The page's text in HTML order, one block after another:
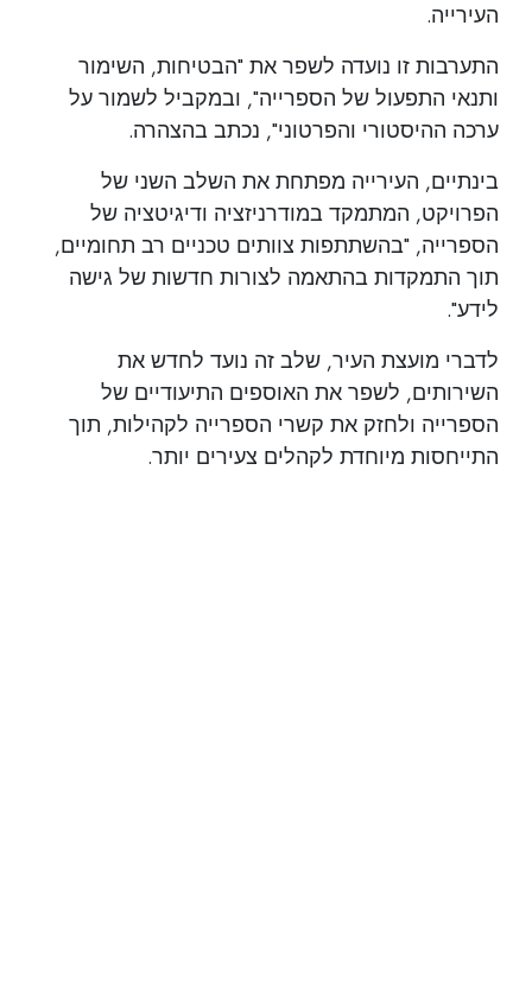
העירייה.
התערבות זו נועדה לשפר את "הבטיחות, השימור
ותנאי התפעול של הספרייה", ובמקביל לשמור על
ערכה ההיסטורי והפרטוני", נכתב בהצהרה.
בינתיים, העירייה מפתחת את השלב השני של
הפרויקט, המתמקד במודרניזציה ודיגיטציה של
הספרייה, "בהשתתפות צוותים טכניים רב תחומיים,
תוך התמקדות בהתאמה לצורות חדשות של גישה
לידע".
לדברי מועצת העיר, שלב זה נועד לחדש את
השירותים, לשפר את האוספים התיעודיים של
הספרייה ולחזק את קשרי הספרייה לקהילות, תוך
התייחסות מיוחדת לקהלים צעירים יותר.